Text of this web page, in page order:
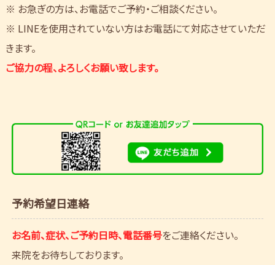
※ お急ぎの方は、お電話でご予約・ご相談ください。
※ LINEを使用されていない方はお電話にて対応させていただ
きます。
ご協力の程、よろしくお願い致します。
予約希望日連絡
お名前、症状、ご予約日時、電話番号をご連絡ください。
来院をお待ちしております。